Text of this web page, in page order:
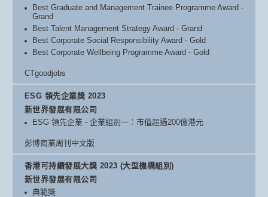
Best Graduate and Management Trainee Programme Award -
Grand
Best Talent Management Strategy Award - Grand
Best Corporate Social Responsibility Award - Gold
Best Corporate Wellbeing Programme Award - Gold
CTgoodjobs
ESG 領先企業奬 2023
新世界發展有限公司
ESG 領先企業 - 企業組別一︰市值超過200億港元
彭博商業周刊中文版
香港可持續發展大獎 2023 (大型機構組別)
新世界發展有限公司
典範奬